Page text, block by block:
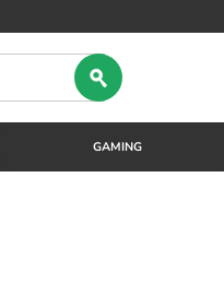
GAMING